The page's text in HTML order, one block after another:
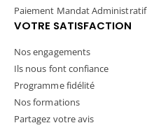
Paiement Mandat Administratif
VOTRE SATISFACTION
Nos engagements
Ils nous font confiance
Programme fidélité
Nos formations
Partagez votre avis